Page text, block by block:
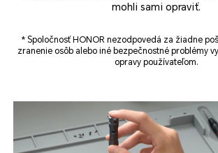
mohli sami opraviť.
* Spoločnosť HONOR nezodpovedá za žiadne
zranenie osôb alebo iné bezpečnostné problémy
opravy používateľom.